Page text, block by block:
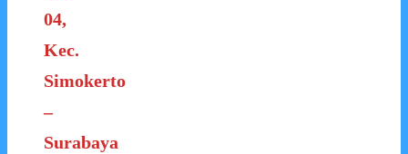
04,
Kec.
Simokerto
–
Surabaya